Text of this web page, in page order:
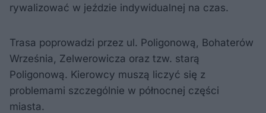
rywalizować w jeździe indywidualnej na czas.
Trasa poprowadzi przez ul. Poligonową, Bohaterów
Września, Zelwerowicza oraz tzw. starą
Poligonową. Kierowcy muszą liczyć się z
problemami szczególnie w północnej części
miasta.